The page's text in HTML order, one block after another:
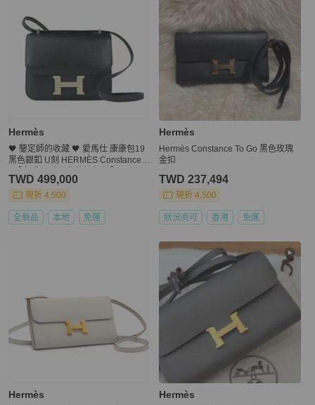
Hermès
🖤 鑒定師的收藏 🖤 愛馬仕 康康包19
黑色銀釦 U刻 HERMÈS Constance 1
TWD 499,000
現折 4,500
全新品 本地 免運
Hermès
Hermès Constance To Go 黑色玫瑰
金扣
TWD 237,494
現折 4,500
狀況尚可 香港 免運
Hermès Hermès